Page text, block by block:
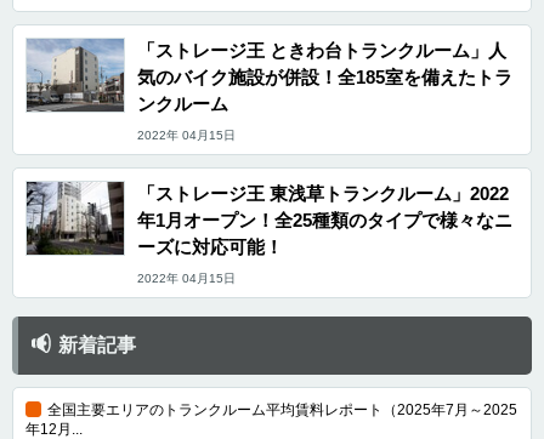
「ストレージ王 ときわ台トランクルーム」人
気のバイク施設が併設！全185室を備えたトラ
ンクルーム
2022年 04月15日
「ストレージ王 東浅草トランクルーム」2022
年1月オープン！全25種類のタイプで様々なニ
ーズに対応可能！
2022年 04月15日
新着記事
全国主要エリアのトランクルーム平均賃料レポート（2025年7月～2025
年12月...